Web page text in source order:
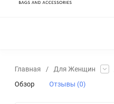
Главная / Для Женщин
Обзор
Отзывы (0)